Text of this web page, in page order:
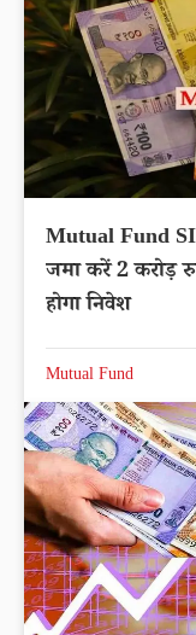
Mutual Fund
जमा करें 2 करोड़
होगा निवेश
Mutual Fund